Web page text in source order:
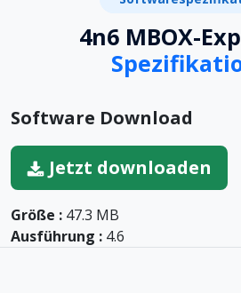
4n6 MBOX-
Software Download
Jetzt downloaden
Größe : 47.3 MB
Ausführung : 4.6